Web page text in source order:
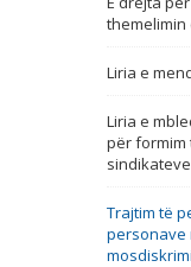
Emër, përshkrim ose
themelimin
Liria e
Liria e
për formim
sindikateve
Trajtim të
personave